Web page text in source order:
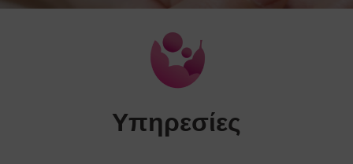
Υπηρεσίες